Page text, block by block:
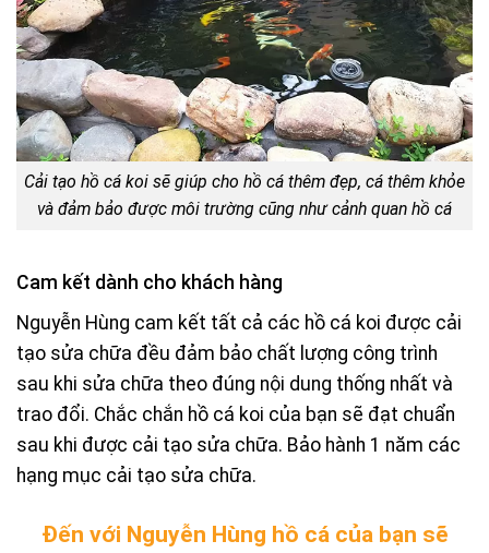
Cải tạo hồ cá koi sẽ giúp cho hồ cá thêm đẹp, cá thêm khỏe
và đảm bảo được môi trường cũng như cảnh quan hồ cá
Cam kết dành cho khách hàng
Nguyễn Hùng cam kết tất cả các hồ cá koi được cải
tạo sửa chữa đều đảm bảo chất lượng công trình
sau khi sửa chữa theo đúng nội dung thống nhất và
trao đổi. Chắc chắn hồ cá koi của bạn sẽ đạt chuẩn
sau khi được cải tạo sửa chữa. Bảo hành 1 năm các
hạng mục cải tạo sửa chữa.
Đến với Nguyễn Hùng hồ cá của bạn sẽ